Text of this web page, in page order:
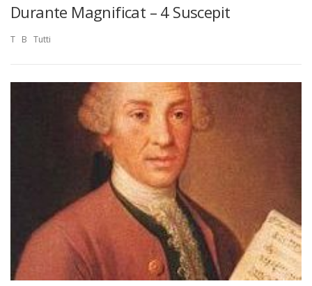
Durante Magnificat – 4 Suscepit
T B Tutti